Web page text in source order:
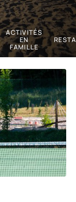
ACTIVITÉS
EN
FAMILLE